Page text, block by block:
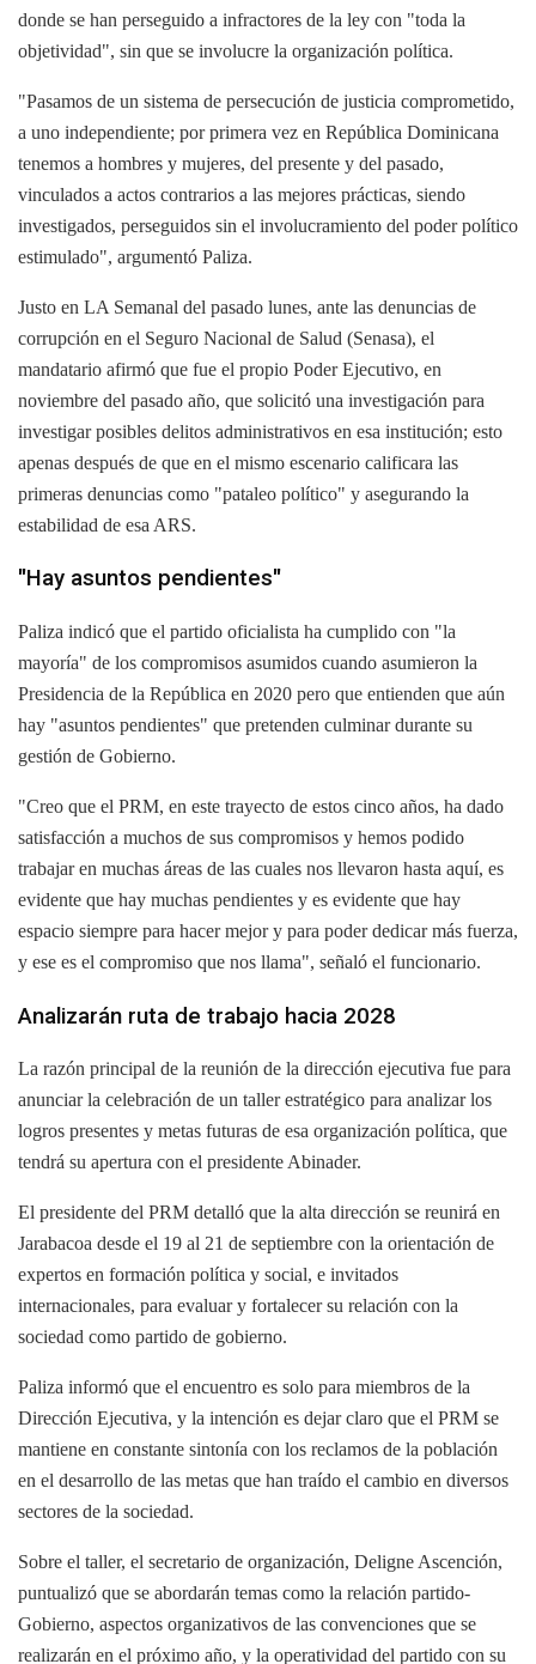
donde se han perseguido a infractores de la ley con "toda la
objetividad", sin que se involucre la organización política.
"Pasamos de un sistema de persecución de justicia comprometido,
a uno independiente; por primera vez en República Dominicana
tenemos a hombres y mujeres, del presente y del pasado,
vinculados a actos contrarios a las mejores prácticas, siendo
investigados, perseguidos sin el involucramiento del poder político
estimulado", argumentó Paliza.
Justo en LA Semanal del pasado lunes, ante las denuncias de
corrupción en el Seguro Nacional de Salud (Senasa), el
mandatario afirmó que fue el propio Poder Ejecutivo, en
noviembre del pasado año, que solicitó una investigación para
investigar posibles delitos administrativos en esa institución; esto
apenas después de que en el mismo escenario calificara las
primeras denuncias como "pataleo político" y asegurando la
estabilidad de esa ARS.
"Hay asuntos pendientes"
Paliza indicó que el partido oficialista ha cumplido con "la
mayoría" de los compromisos asumidos cuando asumieron la
Presidencia de la República en 2020 pero que entienden que aún
hay "asuntos pendientes" que pretenden culminar durante su
gestión de Gobierno.
"Creo que el PRM, en este trayecto de estos cinco años, ha dado
satisfacción a muchos de sus compromisos y hemos podido
trabajar en muchas áreas de las cuales nos llevaron hasta aquí, es
evidente que hay muchas pendientes y es evidente que hay
espacio siempre para hacer mejor y para poder dedicar más fuerza,
y ese es el compromiso que nos llama", señaló el funcionario.
Analizarán ruta de trabajo hacia 2028
La razón principal de la reunión de la dirección ejecutiva fue para
anunciar la celebración de un taller estratégico para analizar los
logros presentes y metas futuras de esa organización política, que
tendrá su apertura con el presidente Abinader.
El presidente del PRM detalló que la alta dirección se reunirá en
Jarabacoa desde el 19 al 21 de septiembre con la orientación de
expertos en formación política y social, e invitados
internacionales, para evaluar y fortalecer su relación con la
sociedad como partido de gobierno.
Paliza informó que el encuentro es solo para miembros de la
Dirección Ejecutiva, y la intención es dejar claro que el PRM se
mantiene en constante sintonía con los reclamos de la población
en el desarrollo de las metas que han traído el cambio en diversos
sectores de la sociedad.
Sobre el taller, el secretario de organización, Deligne Ascención,
puntualizó que se abordarán temas como la relación partido-
Gobierno, aspectos organizativos de las convenciones que se
realizarán en el próximo año, y la operatividad del partido con su